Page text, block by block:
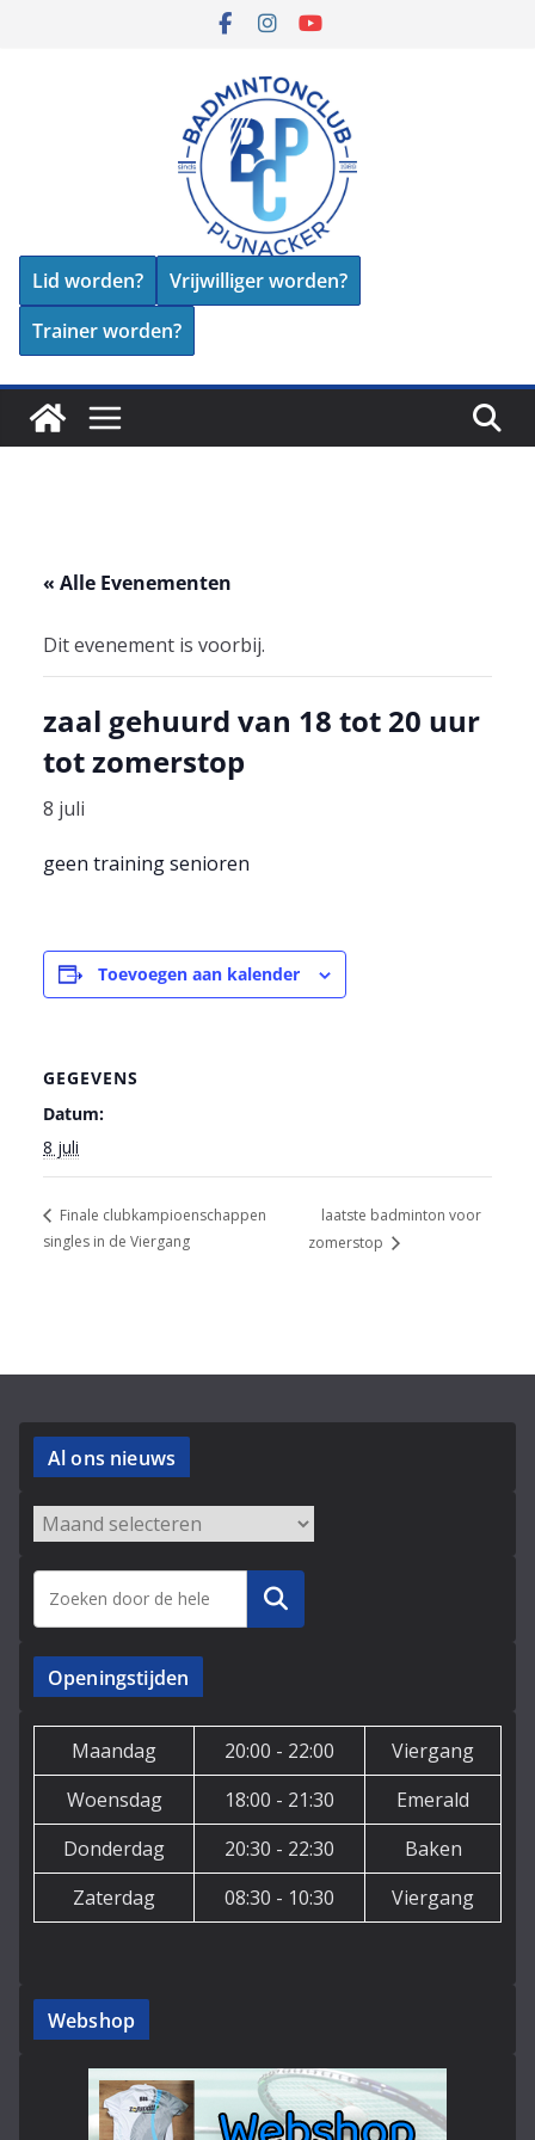
Lid worden?
Vrijwilliger worden?
Trainer worden?
« Alle Evenementen
Dit evenement is voorbij.
zaal gehuurd van 18 tot 20 uur
tot zomerstop
8 juli
geen training senioren
Toevoegen aan kalender
GEGEVENS
Datum:
8 juli
Finale clubkampioenschappen
singles in de Viergang
laatste badminton voor
zomerstop
Al ons nieuws
Archieven
Zoeken
Openingstijden
Maandag 20:00 - 22:00
Viergang
Woensdag
18:00 - 21:30
Emerald
Donderdag
20:30 - 22:30
Baken
Zaterdag
08:30 - 10:30 Viergang
Webshop